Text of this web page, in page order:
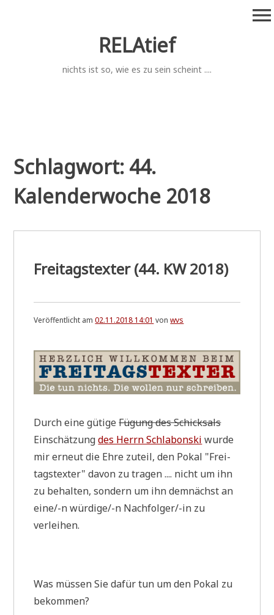
RELAtief
nichts ist so, wie es zu sein scheint ....
menu
Schlagwort: 44.
Kalenderwoche 2018
Freitagstexter (44. KW 2018)
Veröffentlicht am02.11.2018 14:01 vonwvs
Durch eine güti­geFügung des Schick­sals
Ein­schät­zungdes Herrn Schla­bon­ski wur­de
mir erneut die Ehre zuteil, den Pokal "Frei­
tags­tex­ter" davon zu tra­gen .... nicht um ihn
zu behal­ten, son­dern um ihn dem­nächst an
eine/-n wür­di­ge/-n Nach­fol­ger/-in zu
verleihen.
Was müs­sen Sie dafür tun um den Pokal zu
bekommen?